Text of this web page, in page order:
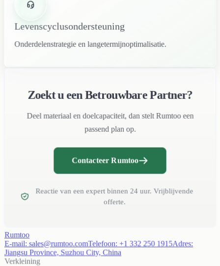
Levenscyclusondersteuning
Onderdelenstrategie en langetermijnoptimalisatie.
Zoekt u een Betrouwbare Partner?
Deel materiaal en doelcapaciteit, dan stelt Rumtoo een
passend plan op.
Contacteer Rumtoo
Reactie van een expert binnen 24 uur. Vrijblijvende
offerte.
Rumtoo
E-mail: sales@rumtoo.comTelefoon: +1 332 250 1915Adres:
Jiangsu Province, Suzhou City, China
Verkleining